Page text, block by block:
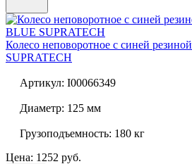
Колесо неповоротное с синей резиной
SUPRATECH
Артикул: I00066349
Диаметр: 125 мм
Грузоподъемность: 180 кг
Цена: 1252 руб.